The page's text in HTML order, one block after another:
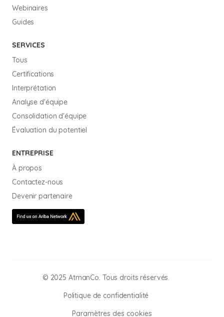
Webinaires
Guides
SERVICES
Tous
Certifications
Interprétation
Analyse d'équipe
Consolidation d'équipe
Évaluation du potentiel
ENTREPRISE
À propos
Contactez-nous
Devenir partenaire
© 2025 AtmanCo. Tous droits réservés.
Politique de confidentialité
Paramètres des cookies